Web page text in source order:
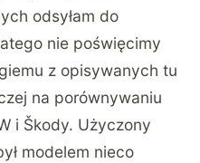
odsyłam do
nie poświęcimy
z opisywanych tu
na porównywaniu
i Škody. Użyczony
modelem nieco